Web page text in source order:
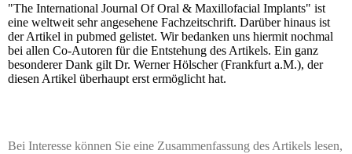
"The International Journal Of Oral & Maxillofacial Implants" ist
eine weltweit sehr angesehene Fach­zeit­schrift. Darüber hi­naus ist
der Artikel in pubmed gelistet. Wir bedanken uns hiermit nochmal
bei allen Co-Autoren für die Ent­ste­hung des Artikels. Ein ganz
besonderer Dank gilt Dr. Werner Hölscher (Frankfurt a.M.), der
diesen Artikel überhaupt erst ermöglicht hat.
Bei Interesse können Sie eine Zu­samm­en­fas­sung des Artikels lesen,